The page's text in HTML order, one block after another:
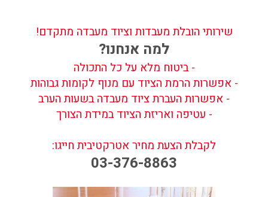
שירותי הובלת מעבדות וציוד מעבדה מתקדם!
למה אנחנו?
- ביטוח מלא על כל התכולה
- אפשרות הרמת הציוד עם מנוף לקומות גבוהות
- אפשרות העברת ציוד מעבדה בשעות הערב
- עטיפה ואריזת הציוד במידת הצורך
לקבלת הצעת מחיר אטרקטיבית חייגו:
03-376-8863